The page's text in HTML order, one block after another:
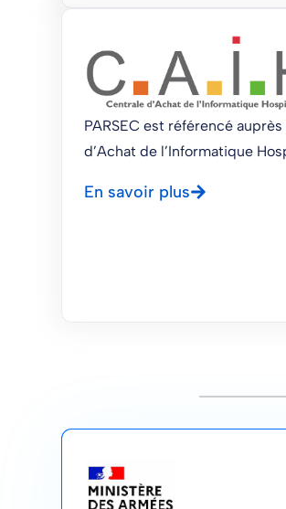
PARSEC est référencé
d’Achat de l’Informatique
En savoir plus